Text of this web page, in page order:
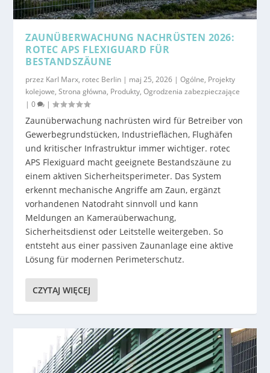
ZAUNÜBERWACHUNG NACHRÜSTEN 2026:
ROTEC APS FLEXIGUARD FÜR
BESTANDSZÄUNE
przez Karl Marx, rotec Berlin | maj 25, 2026 |Ogólne, Projekty
kolejowe,Strona główna, Produkty,Ogrodzenia zabezpieczające
|0 |
Zaunüberwachung nachrüsten wird für Betreiber von
Gewerbegrundstücken, Industrieflächen, Flughäfen
und kritischer Infrastruktur immer wichtiger. rotec
APS Flexiguard macht geeignete Bestandszäune zu
einem aktiven Sicherheitsperimeter. Das System
erkennt mechanische Angriffe am Zaun, ergänzt
vorhandenen Natodraht sinnvoll und kann
Meldungen an Kameraüberwachung,
Sicherheitsdienst oder Leitstelle weitergeben. So
entsteht aus einer passiven Zaunanlage eine aktive
Lösung für modernen Perimeterschutz.
CZYTAJ WIĘCEJ